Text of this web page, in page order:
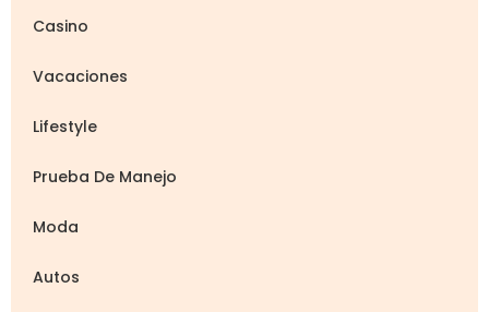
Casino
Vacaciones
Lifestyle
Prueba De Manejo
Moda
Autos